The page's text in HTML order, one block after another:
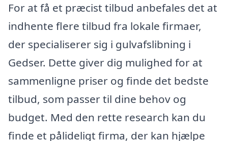
For at få et præcist tilbud anbefales det at
indhente flere tilbud fra lokale firmaer,
der specialiserer sig i gulvafslibning i
Gedser. Dette giver dig mulighed for at
sammenligne priser og finde det bedste
tilbud, som passer til dine behov og
budget. Med den rette research kan du
finde et pålideligt firma, der kan hjælpe